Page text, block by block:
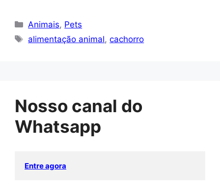
Categorias
Animais, Pets
Tags
alimentação animal,cachorro
Nosso canal do
Whatsapp
Entre agora